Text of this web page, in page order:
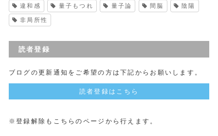
違和感 量子もつれ 量子論 間脳 陰陽
非局所性
読者登録
ブログの更新通知をご希望の方は下記からお願いします。
読者登録はこちら
※登録解除もこちらのページから行えます。